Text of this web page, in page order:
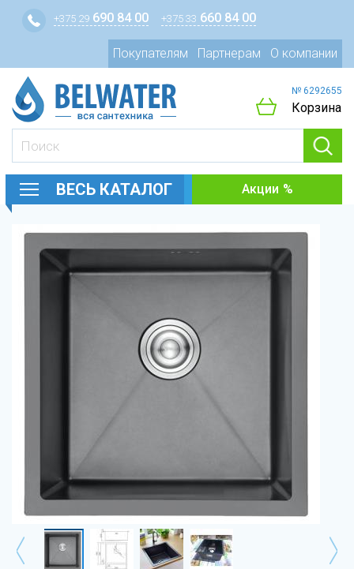
+375 29 690 84 00 +375 33 660 84 00
Покупателям Партнерам О компании
№ 6292655
Корзина
ВЕСЬ КАТАЛОГ Акции